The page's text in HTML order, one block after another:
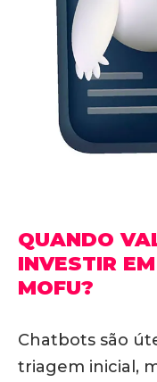
QUANDO
INVESTIR
MOFU?
Chatbots são
triagem inicial,